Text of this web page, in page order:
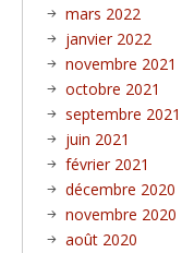
mars 2022
janvier 2022
novembre 2021
octobre 2021
septembre 2021
juin 2021
février 2021
décembre 2020
novembre 2020
août 2020